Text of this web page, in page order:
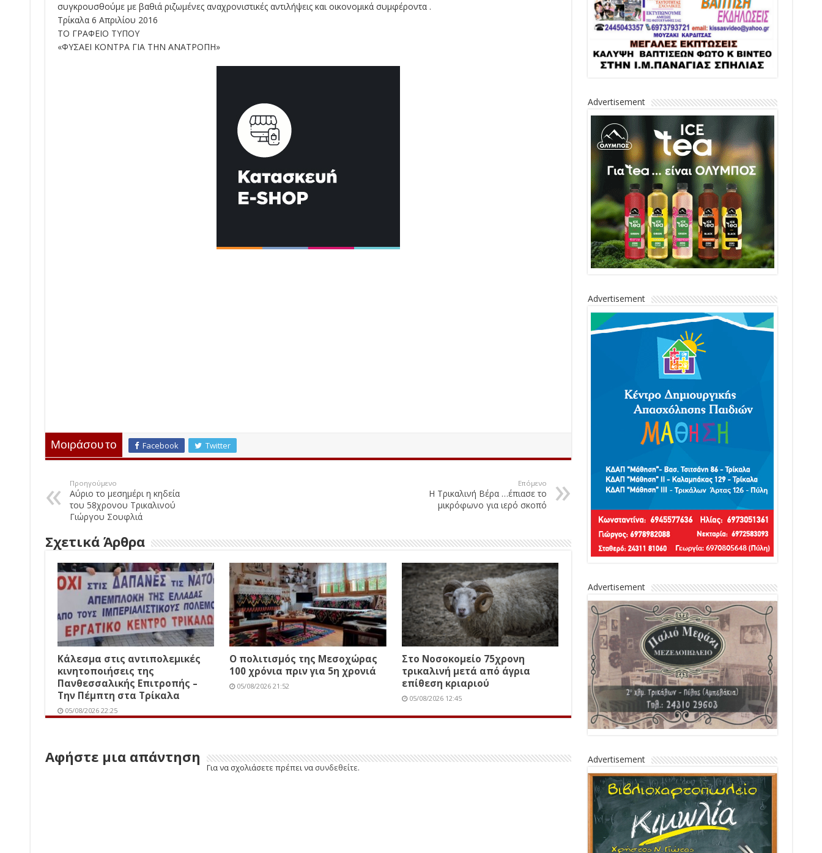
συγκρουσθούμε με βαθιά ριζωμένες αναχρονιστικές αντιλήψεις και οικονομικά συμφέροντα .
Τρίκαλα 6 Απριλίου 2016
ΤΟ ΓΡΑΦΕΙΟ ΤΥΠΟΥ
«ΦΥΣΑΕΙ ΚΟΝΤΡΑ ΓΙΑ ΤΗΝ ΑΝΑΤΡΟΠΗ»
Μοιράσου το Facebook Twitter
Προηγούμενο
Αύριο το μεσημέρι η κηδεία
του 58χρονου Τρικαλινού
Γιώργου Σουφλιά
Επόμενο
Η Τρικαλινή Βέρα …έπιασε το
μικρόφωνο για ιερό σκοπό
Σχετικά Άρθρα
Κάλεσμα στις αντιπολεμικές
κινητοποιήσεις της
Πανθεσσαλικής Επιτροπής –
Την Πέμπτη στα Τρίκαλα
05/08/2026 22:25
Ο πολιτισμός της Μεσοχώρας
100 χρόνια πριν για 5η χρονιά
05/08/2026 21:52
Στο Νοσοκομείο 75χρονη
τρικαλινή μετά από άγρια
επίθεση κριαριού
05/08/2026 12:45
Αφήστε μια απάντηση
Για να σχολιάσετε πρέπει να συνδεθείτε.
Advertisement
Advertisement
Advertisement
Advertisement